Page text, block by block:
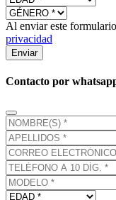
Al enviar este
privacidad
Enviar
Contacto por